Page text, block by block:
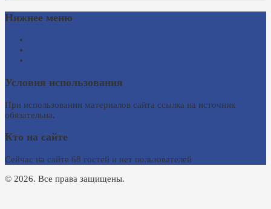
Нижнее меню
Условия использования
При использовании материалов сайта ссылка на источник
обязательна.
Кто на сайте
Сейчас на сайте 68 гостей и нет пользователей
© 2026. Все права защищены.